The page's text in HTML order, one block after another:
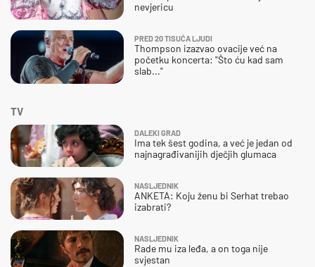
nevjericu
PRED 20 TISUĆA LJUDI
Thompson izazvao ovacije već na
početku koncerta: "Što ću kad sam
slab..."
TV
DALEKI GRAD
Ima tek šest godina, a već je jedan od
najnagrađivanijih dječjih glumaca
NASLJEDNIK
ANKETA: Koju ženu bi Serhat trebao
izabrati?
NASLJEDNIK
Rade mu iza leđa, a on toga nije
svjestan